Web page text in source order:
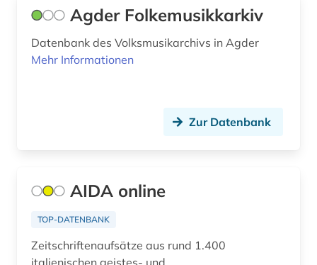
europa (1)
europäische ethnologie (2)
fachportal (1)
feminismus (1)
Tschechische Republik (2)
Tuerkei (2)
Agder Folkemusikkarkiv
Datenbank des Volksmusikarchivs in Agder
Mehr Informationen
Zur Datenbank
AIDA online
TOP-DATENBANK
Zeitschriftenaufsätze aus rund 1.400